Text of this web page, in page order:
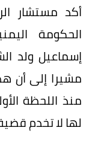
أكد مستشار
الحكومة
إسماعيل ولد
منذ اللحظة
لها لا تخدم